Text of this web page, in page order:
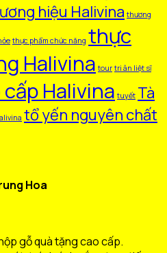
hiệu Halivina thương
thực phẩm chức năng thực
Halivina tour tri ân liệt sĩ
Halivina tuyết Tà
tổ yến nguyên chất
Hoa
gỗ quà tặng cao cấp.